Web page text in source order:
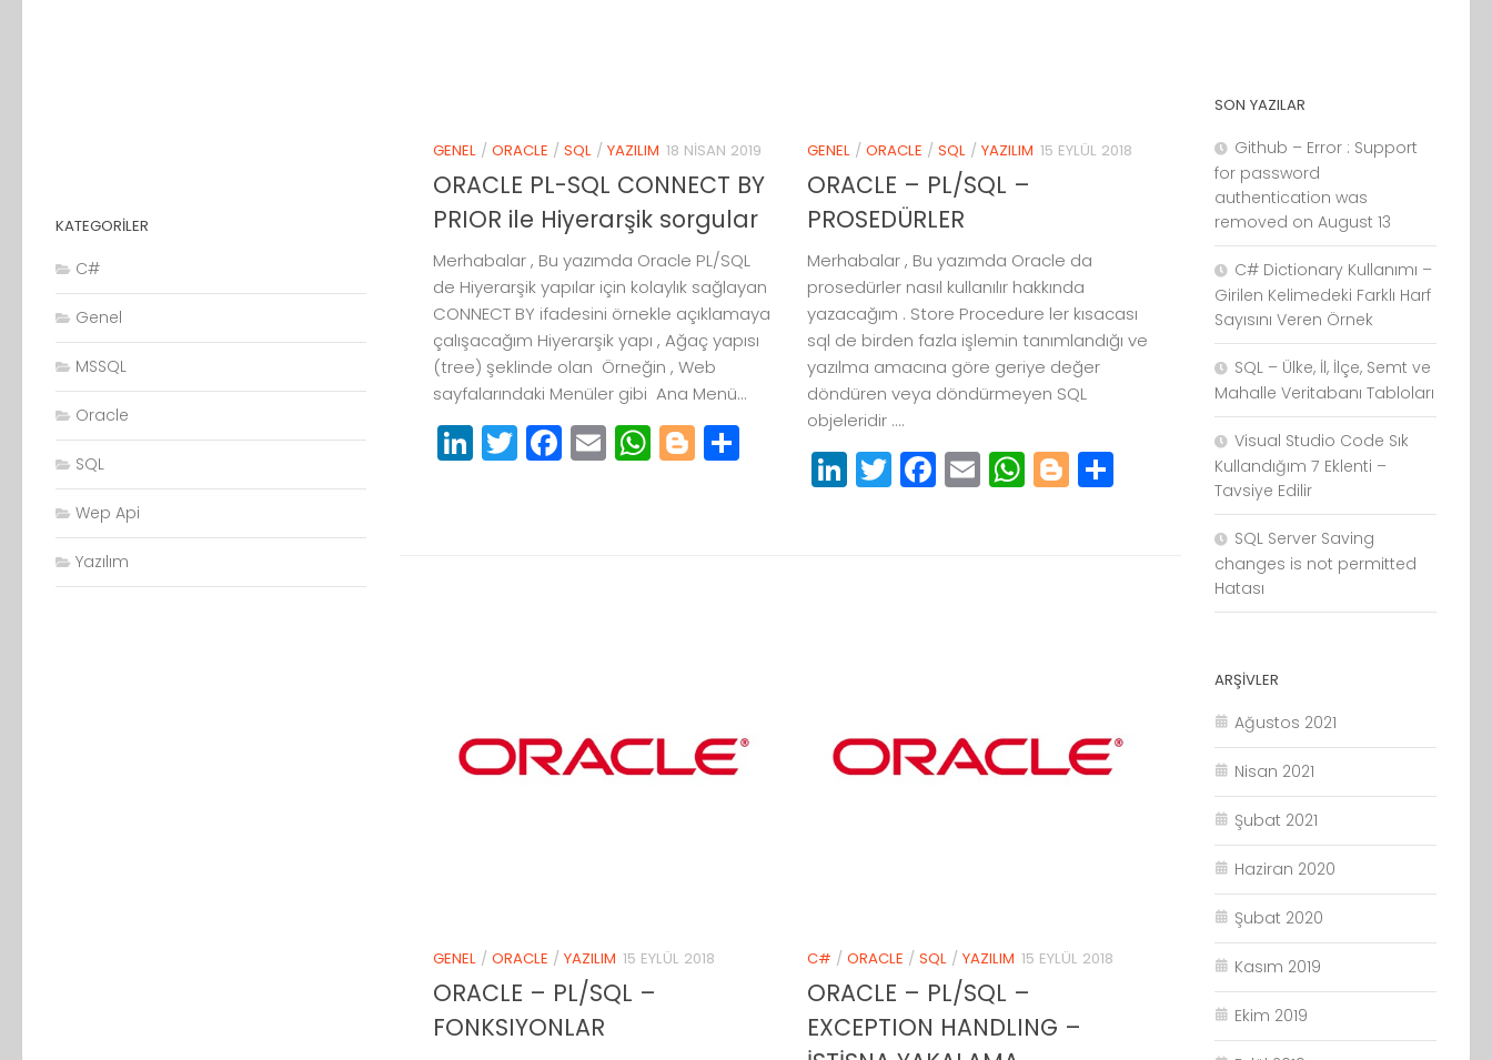
GENEL / ORACLE / SQL / YAZILIM 18 NISAN 2019
ORACLE PL-SQL CONNECT BY
PRIOR ile Hiyerarşik sorgular
Merhabalar , Bu yazımda Oracle PL/SQL
de Hiyerarşik yapılar için kolaylık sağlayan
CONNECT BY ifadesini örnekle açıklamaya
çalışacağım Hiyerarşik yapı , Ağaç yapısı
(tree) şeklinde olan Örneğin , Web
sayfalarındaki Menüler gibi Ana Menü...
LinkedIn
Twitter
Facebook
EmailWhatsApp
Blogger
Paylaş
GENEL / ORACLE / SQL / YAZILIM 15 EYLÜL 2018
ORACLE – PL/SQL –
PROSEDÜRLER
Merhabalar , Bu yazımda Oracle da
prosedürler nasıl kullanılır hakkında
yazacağım . Store Procedure ler kısacası
sql de birden fazla işlemin tanımlandığı ve
yazılma amacına göre geriye değer
döndüren veya döndürmeyen SQL
objeleridir ....
LinkedIn
Twitter
Facebook
EmailWhatsApp
BloggerPaylaş
GENEL / ORACLE / YAZILIM 15 EYLÜL 2018
ORACLE – PL/SQL –
FONKSIYONLAR
C# / ORACLE / SQL / YAZILIM 15 EYLÜL 2018
ORACLE – PL/SQL –
EXCEPTION HANDLING –
KATEGORILER
C#
Genel
MSSQL
Oracle
SQL
Wep Api
Yazılım
SON YAZILAR
Github – Error : Support
for password
authentication was
removed on August 13
C# Dictionary Kullanımı –
Girilen Kelimedeki Farklı Harf
Sayısını Veren Örnek
SQL – Ülke, İl, İlçe, Semt ve
Mahalle Veritabanı Tabloları
Visual Studio Code Sık
Kullandığım 7 Eklenti –
Tavsiye Edilir
SQL Server Saving
changes is not permitted
Hatası
ARŞIVLER
Ağustos 2021
Nisan 2021
Şubat 2021
Haziran 2020
Şubat 2020
Kasım 2019
Ekim 2019